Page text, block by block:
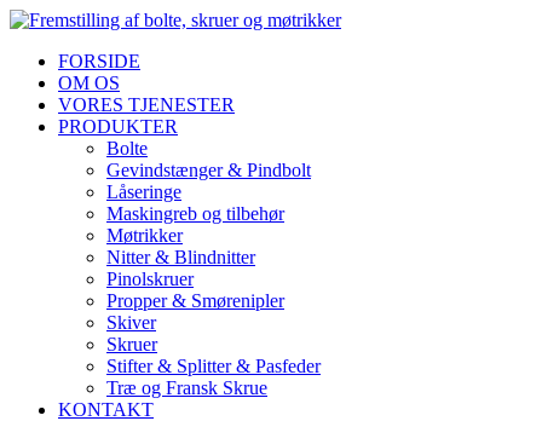
FORSIDE
OM OS
VORES TJENESTER
PRODUKTER
Bolte
Gevindstænger & Pindbolt
Låseringe
Maskingreb og tilbehør
Møtrikker
Nitter & Blindnitter
Pinolskruer
Propper & Smørenipler
Skiver
Skruer
Stifter & Splitter & Pasfeder
Træ og Fransk Skrue
KONTAKT